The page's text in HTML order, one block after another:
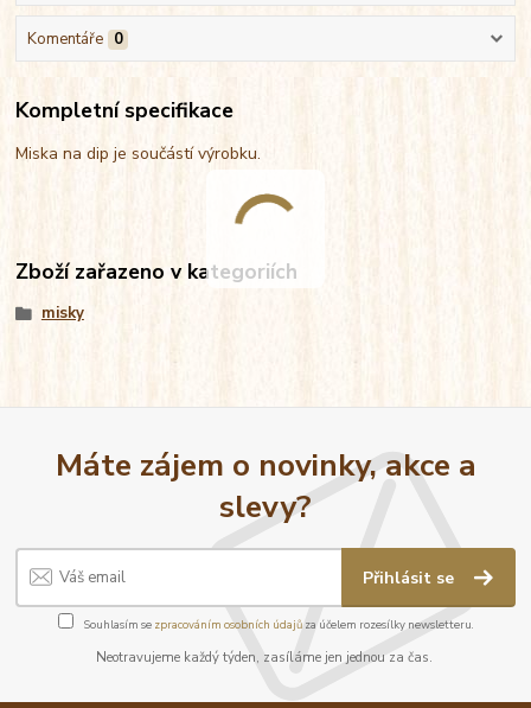
Komentáře 0
Kompletní specifikace
Miska na dip je součástí výrobku.
Zboží zařazeno v kategoriích
misky
Máte zájem o novinky, akce a
slevy?
Přihlásit se
Souhlasím se zpracováním osobních údajůza účelem rozesílky newsletteru.
Neotravujeme každý týden, zasíláme jen jednou za čas.